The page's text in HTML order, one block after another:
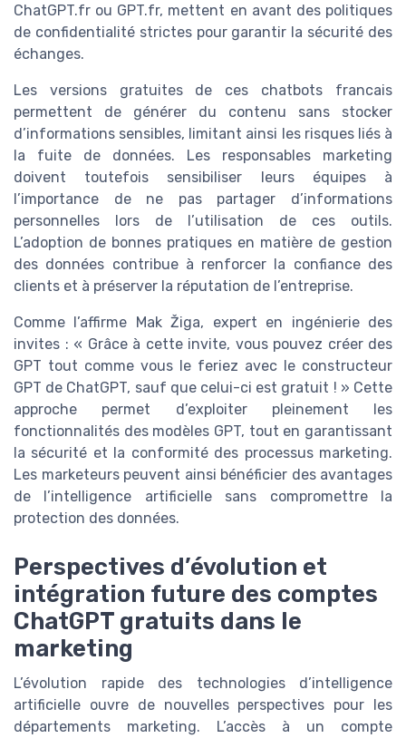
ChatGPT.fr ou GPT.fr, mettent en avant des politiques
de confidentialité strictes pour garantir la sécurité des
échanges.
Les versions gratuites de ces chatbots francais
permettent de générer du contenu sans stocker
d’informations sensibles, limitant ainsi les risques liés à
la fuite de données. Les responsables marketing
doivent toutefois sensibiliser leurs équipes à
l’importance de ne pas partager d’informations
personnelles lors de l’utilisation de ces outils.
L’adoption de bonnes pratiques en matière de gestion
des données contribue à renforcer la confiance des
clients et à préserver la réputation de l’entreprise.
Comme l’affirme Mak Žiga, expert en ingénierie des
invites : « Grâce à cette invite, vous pouvez créer des
GPT tout comme vous le feriez avec le constructeur
GPT de ChatGPT, sauf que celui-ci est gratuit ! » Cette
approche permet d’exploiter pleinement les
fonctionnalités des modèles GPT, tout en garantissant
la sécurité et la conformité des processus marketing.
Les marketeurs peuvent ainsi bénéficier des avantages
de l’intelligence artificielle sans compromettre la
protection des données.
Perspectives d’évolution et
intégration future des comptes
ChatGPT gratuits dans le
marketing
L’évolution rapide des technologies d’intelligence
artificielle ouvre de nouvelles perspectives pour les
départements marketing. L’accès à un compte